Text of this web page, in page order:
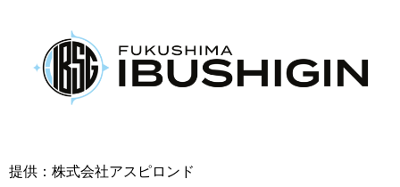
提供：株式会社アスピロンド